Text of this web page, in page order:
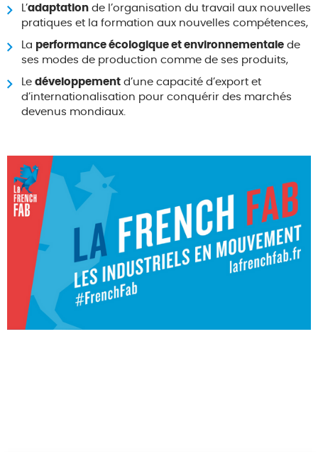
L’adaptation de l’organisation du travail aux nouvelles
pratiques et la formation aux nouvelles compétences,
La performance écologique et environnementale de
ses modes de production comme de ses produits,
Le développement d’une capacité d’export et
d’internationalisation pour conquérir des marchés
devenus mondiaux.